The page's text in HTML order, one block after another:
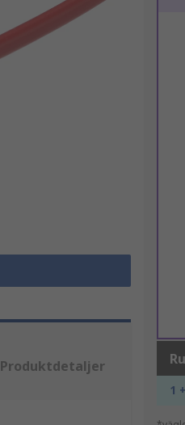
1 +
Produktdetaljer